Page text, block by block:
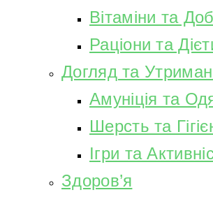
Вітаміни та
Раціони та
Догляд та
Амуніція та
Шерсть та
Ігри та
Здоров’я